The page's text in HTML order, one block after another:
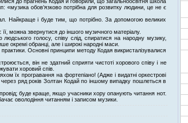
обов’язково потрібна для розвитку людини, це не є
Найкраще і буде тим, що потрібно. За допомогою великих
можна звернутися до іншого музичного матеріалу.
голосу, співу слід, спиратися на народну музику,
окремі обранці, але і широкі народні маси.
Основні принципи методу Кодая викристалізувалися
він не здатний сприяти чистоті хорового співу і не
хоровий спів.
їх програвання на фортепіано! (Адже і видатні оркестрові
через ряд років Золтан Кодай по іншому випадку пошлеться в
буде краще, якщо учасники хору опанують читання нот.
оволодіння читанням і записом музики.